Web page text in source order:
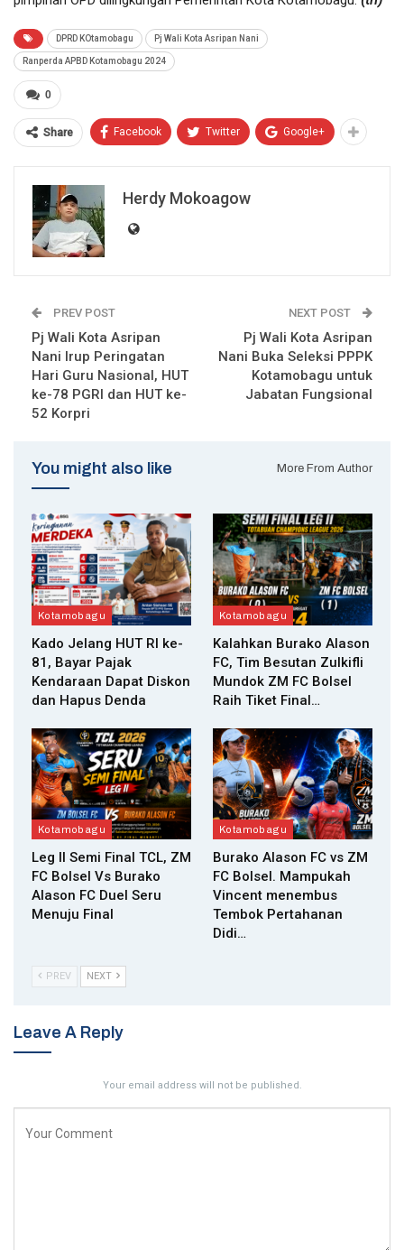
DPRD KOtamobagu Pj Wali Kota Asripan Nani
Ranperda APBD Kotamobagu 2024
0
Share Facebook Twitter Google+
Herdy Mokoagow
PREV POST
Pj Wali Kota Asripan
Nani Irup Peringatan
Hari Guru Nasional, HUT
ke-78 PGRI dan HUT ke-
52 Korpri
NEXT POST
Pj Wali Kota Asripan
Nani Buka Seleksi PPPK
Kotamobagu untuk
Jabatan Fungsional
You might also like More From Author
Kotamobagu
Kado Jelang HUT RI ke-
81, Bayar Pajak
Kendaraan Dapat Diskon
dan Hapus Denda
Kotamobagu
Kalahkan Burako Alason
FC, Tim Besutan Zulkifli
Mundok ZM FC Bolsel
Raih Tiket Final…
Kotamobagu
Leg II Semi Final TCL, ZM
FC Bolsel Vs Burako
Alason FC Duel Seru
Menuju Final
Kotamobagu
Burako Alason FC vs ZM
FC Bolsel. Mampukah
Vincent menembus
Tembok Pertahanan
Didi…
PREV NEXT
Leave A Reply
Your email address will not be published.